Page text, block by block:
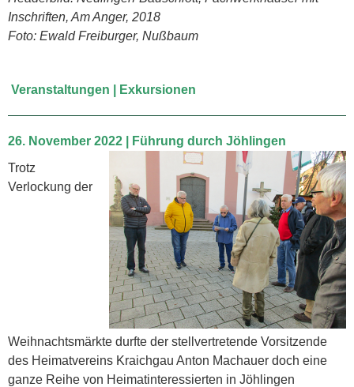
Inschriften, Am Anger, 2018
Foto: Ewald Freiburger, Nußbaum
Veranstaltungen | Exkursionen
26. November 2022 | Führung durch Jöhlingen
Trotz
Verlockung der
Weihnachtsmärkte durfte der stellvertretende Vorsitzende
des Heimatvereins Kraichgau Anton Machauer doch eine
ganze Reihe von Heimatinteressierten in Jöhlingen